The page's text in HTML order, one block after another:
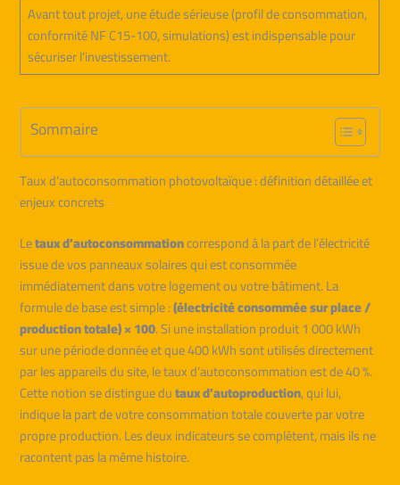
Avant tout projet, une étude sérieuse (profil de consommation,
conformité NF C15-100, simulations) est indispensable pour
sécuriser l’investissement.
Sommaire
Taux d’autoconsommation photovoltaïque : définition détaillée et
enjeux concrets
Letaux d’autoconsommationcorrespond à la part de l’électricité
issue de vos panneaux solaires qui est consommée
immédiatement dans votre logement ou votre bâtiment. La
formule de base est simple :(électricité consommée sur place /
production totale) × 100. Si une installation produit 1 000 kWh
sur une période donnée et que 400 kWh sont utilisés directement
par les appareils du site, le taux d’autoconsommation est de 40 %.
Cette notion se distingue dutaux d’autoproduction, qui lui,
indique la part de votre consommation totale couverte par votre
propre production. Les deux indicateurs se complètent, mais ils ne
racontent pas la même histoire.